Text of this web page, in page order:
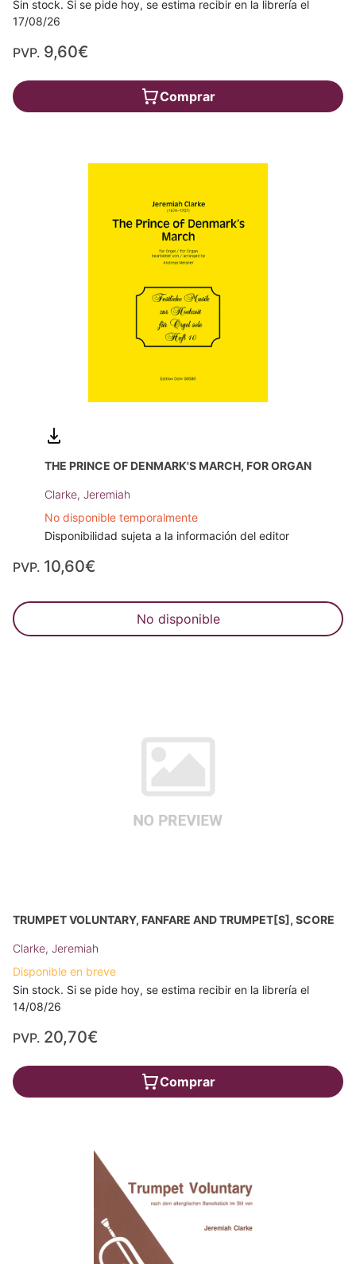
Sin stock. Si se pide hoy, se estima recibir en la librería el
17/08/26
PVP. 9,60€
Comprar
THE PRINCE OF DENMARK'S MARCH, FOR ORGAN
Clarke, Jeremiah
No disponible temporalmente
Disponibilidad sujeta a la información del editor
PVP. 10,60€
No disponible
TRUMPET VOLUNTARY, FANFARE AND TRUMPET[S], SCORE
Clarke, Jeremiah
Disponible en breve
Sin stock. Si se pide hoy, se estima recibir en la librería el
14/08/26
PVP. 20,70€
Comprar